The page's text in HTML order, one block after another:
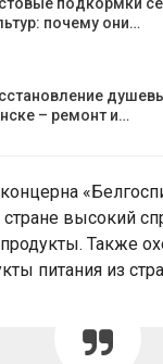
почему они…
– ремонт и…
высокий
Также
питания из